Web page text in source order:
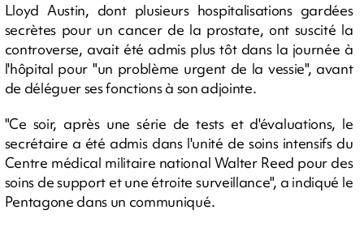
Lloyd Austin, dont plusieurs hospitalisations gardées
secrètes pour un cancer de la prostate, ont suscité la
controverse, avait été admis plus tôt dans la journée à
l'hôpital pour "un problème urgent de la vessie", avant
de déléguer ses fonctions à son adjointe.
"Ce soir, après une série de tests et d'évaluations, le
secrétaire a été admis dans l'unité de soins intensifs du
Centre médical militaire national Walter Reed pour des
soins de support et une étroite surveillance", a indiqué le
Pentagone dans un communiqué.